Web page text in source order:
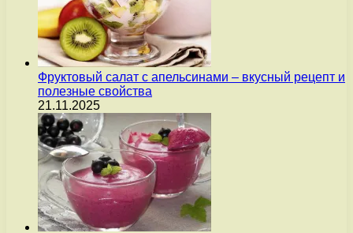
Фруктовый салат с апельсинами – вкусный рецепт и
полезные свойства
21.11.2025